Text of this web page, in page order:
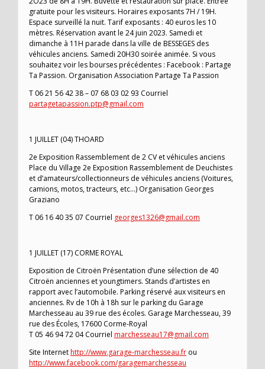
gratuite pour les visiteurs. Horaires exposants 7H / 19H.
Espace surveillé la nuit. Tarif exposants : 40 euros les 10
mètres. Réservation avant le 24 juin 2023. Samedi et
dimanche à 11H parade dans la ville de BESSEGES des
véhicules anciens. Samedi 20H30 soirée animée. Si vous
souhaitez voir les bourses précédentes : Facebook : Partage
Ta Passion. Organisation Association Partage Ta Passion
T 06 21 56 42 38 – 07 68 03 02 93 Courriel
partagetapassion.ptp@gmail.com
1 JUILLET (04) THOARD
2e Exposition Rassemblement de 2 CV et véhicules anciens
Place du Village 2e Exposition Rassemblement de Deuchistes
et d’amateurs/collectionneurs de véhicules anciens (Voitures,
camions, motos, tracteurs, etc…) Organisation Georges
Graziano
T 06 16 40 35 07 Courriel georges1326@gmail.com
1 JUILLET (17) CORME ROYAL
Exposition de Citroën Présentation d’une sélection de 40
Citroën anciennes et youngtimers. Stands d’artistes en
rapport avec l’automobile. Parking réservé aux visiteurs en
anciennes. Rv de 10h à 18h sur le parking du Garage
Marchesseau au 39 rue des écoles. Garage Marchesseau, 39
rue des Écoles, 17600 Corme-Royal
T 05 46 94 72 04 Courriel marchesseau17@gmail.com
Site Internethttp://www.garage-marchesseau.fr ou
http://www.facebook.com/garagemarchesseau